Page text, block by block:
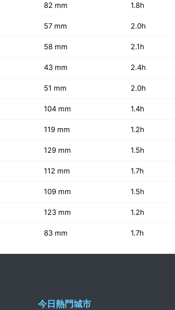
82 mm 1.8h
57 mm 2.0h
58 mm 2.1h
43 mm 2.4h
51 mm 2.0h
104 mm 1.4h
119 mm 1.2h
129 mm 1.5h
112 mm 1.7h
109 mm 1.5h
123 mm 1.2h
83 mm 1.7h
今日熱門城市